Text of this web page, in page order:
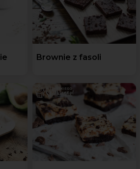
Brownie z fasoli